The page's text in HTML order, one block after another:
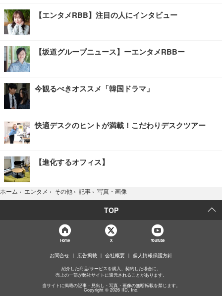
【エンタメRBB】注目の人にインタビュー
【坂道グループニュース】ーエンタメRBBー
今観るべきオススメ「韓国ドラマ」
快適デスクのヒントが満載！こだわりデスクツアー
【進化するオフィス】
ホーム › エンタメ › その他 › 記事 › 写真・画像
TOP
Home X YouTube
お問合せ 広告掲載 会社概要 個人情報保護方針
紹介した商品/サービスを購入、契約した場合に、
売上の一部が弊社サイトに還元されることがあります。
当サイトに掲載の記事・見出し・写真・画像の無断転載を禁じます。
Copyright © 2026 IID, Inc.